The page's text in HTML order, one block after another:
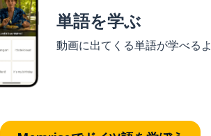
単語を学ぶ
動画に出てくる単語が学べるよ